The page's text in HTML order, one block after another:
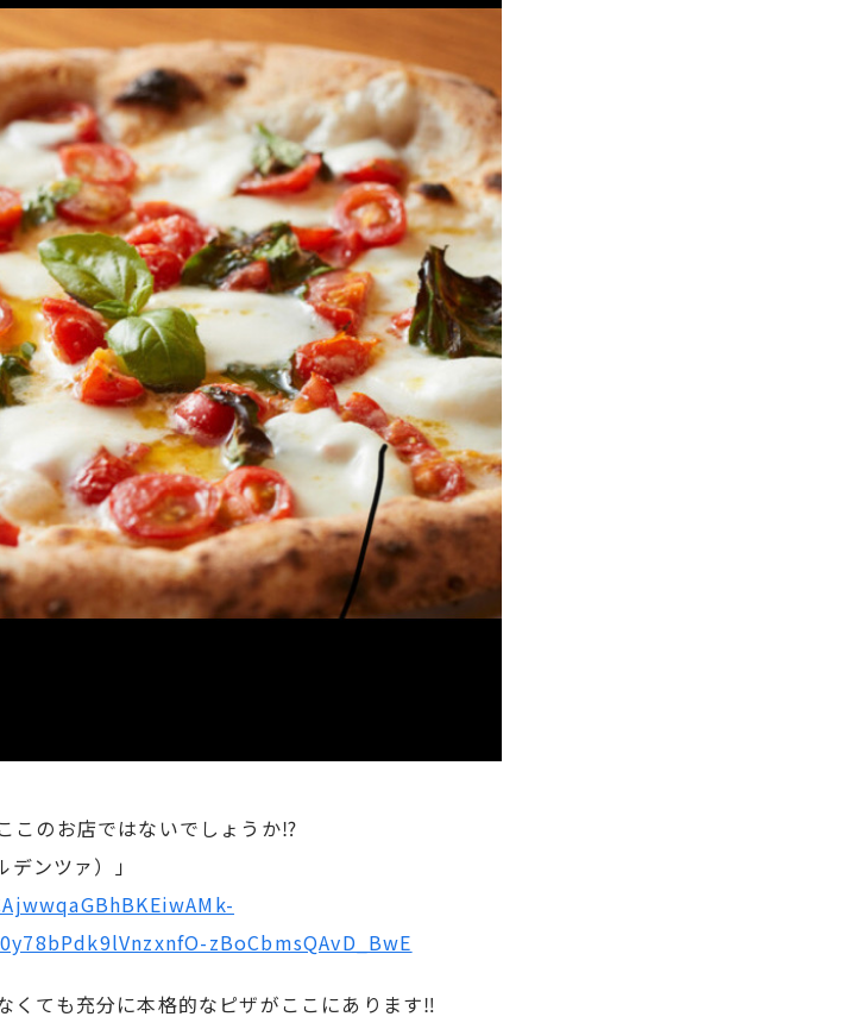
このお店ではないでしょうか⁉︎
ンツァ）」
zBoCbmsQAvD_BwE
くても充分に本格的なピザがここにあります‼︎